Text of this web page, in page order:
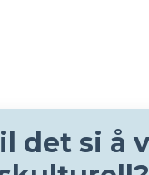
det si å